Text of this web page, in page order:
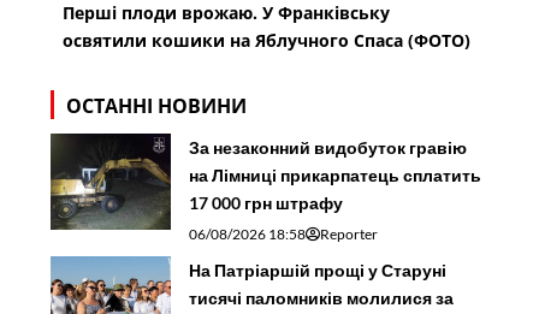
Перші плоди врожаю. У Франківську
освятили кошики на Яблучного Спаса (ФОТО)
ОСТАННІ НОВИНИ
За незаконний видобуток гравію
на Лімниці прикарпатець сплатить
17 000 грн штрафу
06/08/2026 18:58 Reporter
На Патріаршій прощі у Старуні
тисячі паломників молилися за